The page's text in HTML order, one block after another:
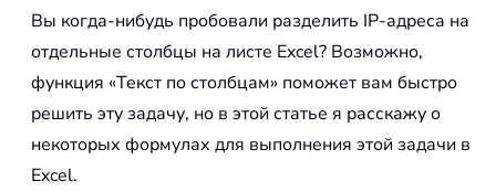
Вы когда-нибудь пробовали разделить IP-адреса на
отдельные столбцы на листе Excel? Возможно,
функция «Текст по столбцам» поможет вам быстро
решить эту задачу, но в этой статье я расскажу о
некоторых формулах для выполнения этой задачи в
Excel.